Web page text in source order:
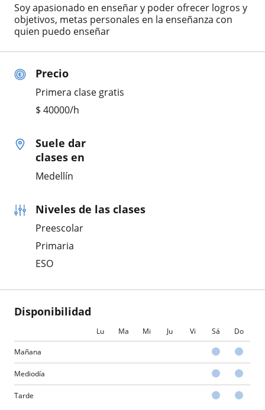
Precio
Primera clase gratis
$ 40000/h
Suele dar
clases en
Medellín
Niveles de las clases
Preescolar
Primaria
ESO
Disponibilidad
Lu Ma Mi Ju Vi Sá Do
Mañana
Mediodía
Tarde
Soy apasionado en enseñar y poder ofrecer logros y
objetivos, metas personales en la enseñanza con
quien puedo enseñar